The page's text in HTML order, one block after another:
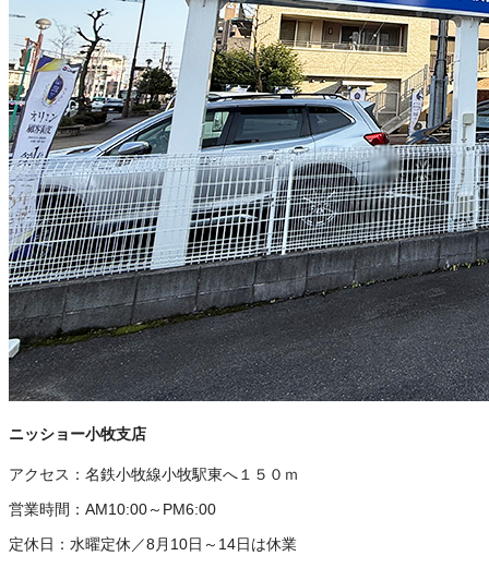
ニッショー小牧支店
アクセス： 名鉄小牧線小牧駅東へ１５０ｍ
営業時間： AM10:00～PM6:00
定休日： 水曜定休／8月10日～14日は休業